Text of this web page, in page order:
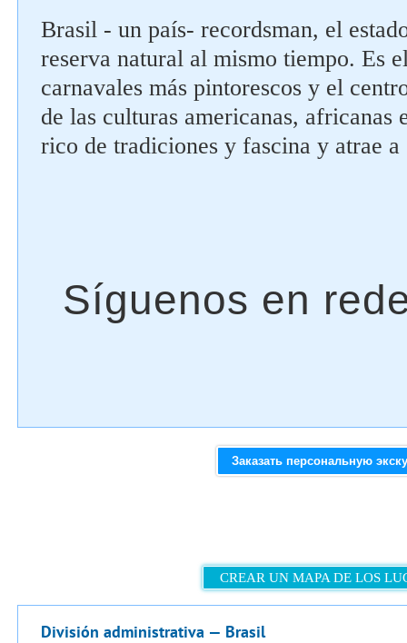
Brasil - un país- recordsman, el
reserva natural al mismo tiempo. Es
carnavales más pintorescos y el
de las culturas americanas, africanas
rico de tradiciones y fascina y atrae a
Заказать персональную
CREAR UN MAPA DE LOS
División administrativa — Brasil